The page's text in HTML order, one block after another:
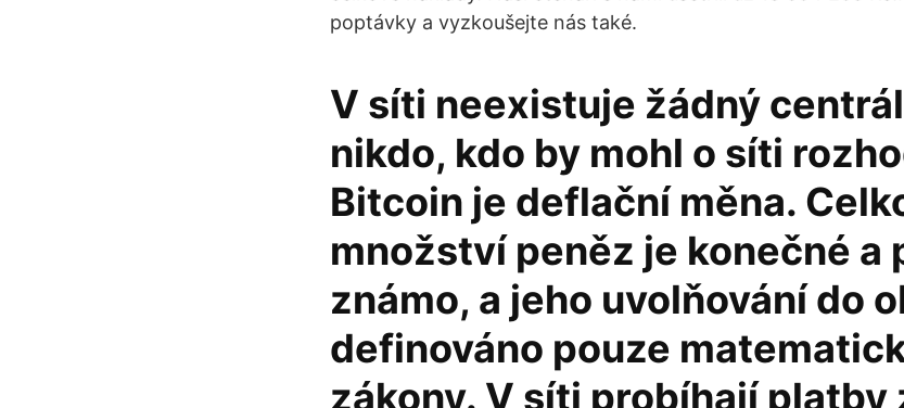
poptávky a vyzkoušejte nás také.
V síti neexistuje žádný
nikdo, kdo by mohl o síti
Bitcoin je deflační měna.
množství peněz je konečné a
známo, a jeho uvolňování do
definováno pouze
zákony. V síti probíhají platby